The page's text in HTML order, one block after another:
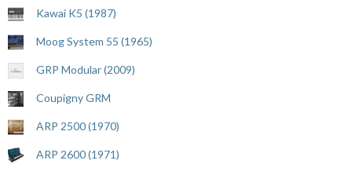
Kawai K5 (1987)
Moog System 55 (1965)
GRP Modular (2009)
Coupigny GRM
ARP 2500 (1970)
ARP 2600 (1971)